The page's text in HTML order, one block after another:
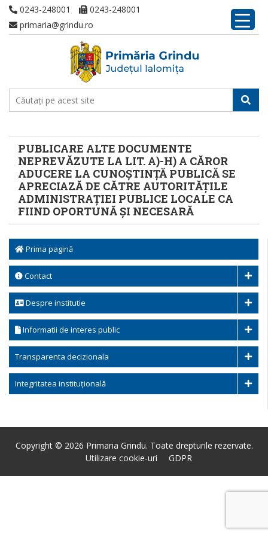
0243-248001
0243-248001
primaria@grindu.ro
PUBLICARE ALTE DOCUMENTE
NEPREVĂZUTE LA LIT. A)-H) A CĂROR
ADUCERE LA CUNOȘTINȚĂ PUBLICĂ SE
APRECIAZĂ DE CĂTRE AUTORITĂȚILE
ADMINISTRAȚIEI PUBLICE LOCALE CA
FIIND OPORTUNĂ ȘI NECESARĂ
Prima pagină
Contact
Despre institutie
Informatii de interes public
Transparenta decizionala
Integritatea instituțională
Copyright © 2026 Primaria Grindu. Toate drepturile rezervate.
Utilizare cookie-uri
GDPR